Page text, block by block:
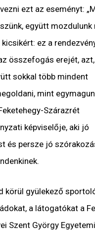
ezt az eseményt:
együtt mozdulunk
kicsikért: ez a
összefogás erejét, azt,
sokkal több mindent
mint
Szárazrét
képviselője, aki jó
és persze jó
körül gyülekező
a látogatókat a
Szent György Egyetemi